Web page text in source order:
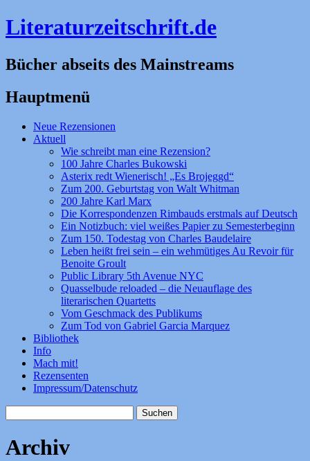
Literaturzeitschrift.de
Bücher abseits des Mainstreams
Hauptmenü
Zum
Inhalt
Neue Rezensionen
Aktuell
Wie schreibt man eine Rezension?
100 Jahre Charles Bukowski
Asterix redt Wienerisch! „Es Brojeggd“
Zum 200. Geburtstag von Walt Whitman
200 Jahre Karl Marx
Die Korrespondenzen Rimbauds erstmals auf Deutsch
Ein Notizbuch: viel weißes Papier zu Semesterbeginn
Zum 150. Todestag von Charles Baudelaire
Leben heißt frei sein – ein wehmütiges Au Revoir für
Benoite Groult
Public Library 5th Avenue NYC
Quasselbude reloaded – die Neuauflage des
literarischen Quartetts
Vom Geschmack des Publikums
Zum Tod von Gabriel Garcia Marquez
Bibliothek
Info
Mach mit!
Rezensenten
Impressum/Datenschutz
nach:
Archiv